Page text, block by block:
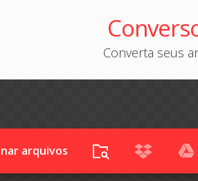
Converta seus
arquivos